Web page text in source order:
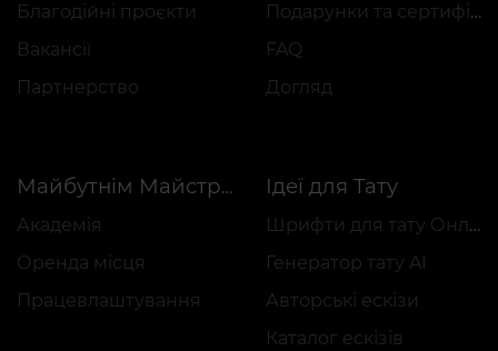
Благодійні проєкти
Вакансії
Партнерство
Подарунки та сертифікати
FAQ
Догляд
Майбутнім Майстрам
Академія
Оренда місця
Працевлаштування
Ідеї для Тату
Шрифти для тату Онлайн
Генератор тату AI
Авторські ескізи
Каталог ескізів